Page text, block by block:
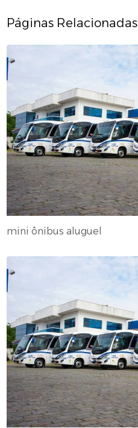
Páginas Relacionadas
mini ônibus aluguel